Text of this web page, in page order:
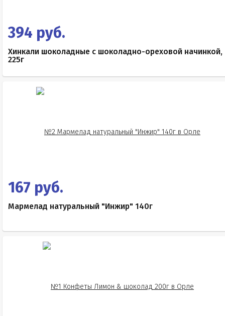
394 руб.
Хинкали шоколадные с шоколадно-ореховой начинкой,
225г
167 руб.
Мармелад натуральный "Инжир" 140г